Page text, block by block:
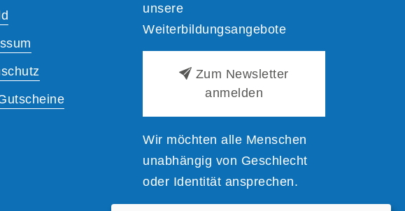
unsere
Weiterbildungsangebote
Zum Newsletter
anmelden
Wir möchten alle Menschen
unabhängig von Geschlecht
oder Identität ansprechen.